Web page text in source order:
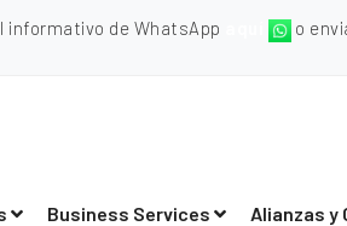
informativo de WhatsApp o
Business Services Alianzas y